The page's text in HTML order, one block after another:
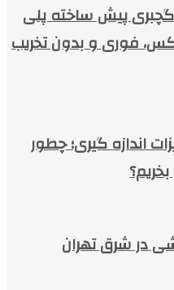
گچبری پیش ساخته پلی
فوری و بدون تخریب
اندازه گیری؛ چطور
بخریم؟
در شرق تهران